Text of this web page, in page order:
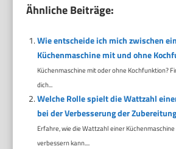
Ähnliche Beiträge:
Wie entscheide ich mich zwischen
Küchenmaschine mit und ohne
Küchenmaschine mit oder ohne Kochfunktion?
dich...
Welche Rolle spielt die Wattzahl
bei der Verbesserung der
Erfahre, wie die Wattzahl einer
verbessern kann....